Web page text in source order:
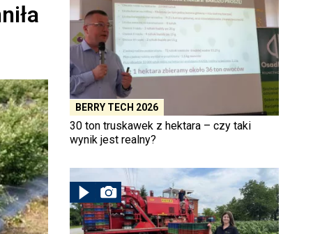
BERRY TECH 2026
30 ton truskawek z hektara – czy taki
wynik jest realny?